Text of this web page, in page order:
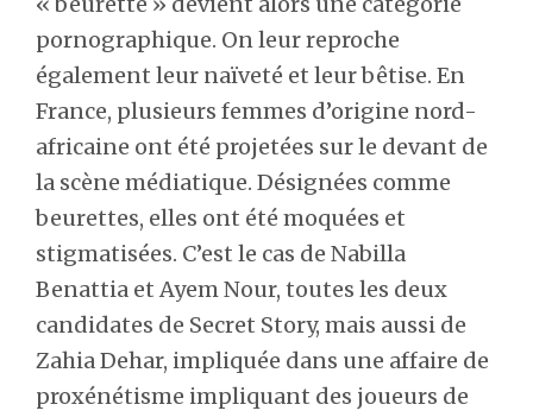
pornographique. On leur reproche
également leur naïveté et leur bêtise. En
France, plusieurs femmes d’origine nord-
africaine ont été projetées sur le devant de
la scène médiatique. Désignées comme
beurettes, elles ont été moquées et
stigmatisées. C’est le cas de Nabilla
Benattia et Ayem Nour, toutes les deux
candidates de Secret Story, mais aussi de
Zahia Dehar, impliquée dans une affaire de
proxénétisme impliquant des joueurs de